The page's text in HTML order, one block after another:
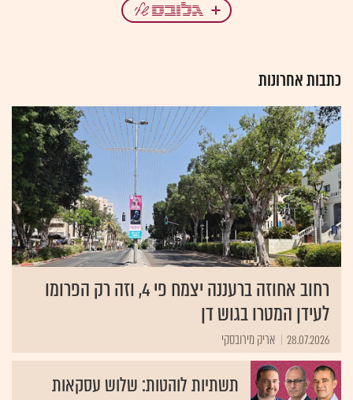
כתבות אחרונות
רחוב אחוזה ברעננה יצמח פי 4, וזה רק הפרומו
לעידן המטרו בגוש דן
28.07.2026 אריק מירובסקי
תשתיות לוהטות: שלוש עסקאות